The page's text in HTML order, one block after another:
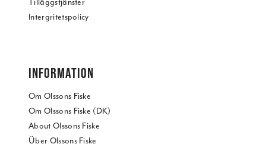
Tilläggstjänster
Intergritetspolicy
INFORMATION
Om Olssons Fiske
Om Olssons Fiske (DK)
About Olssons Fiske
Über Olssons Fiske